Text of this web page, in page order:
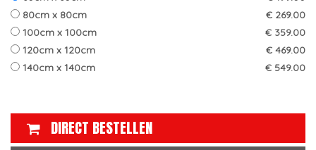
80cm x 80cm
€ 269.00
100cm x 100cm
€ 359.00
120cm x 120cm
€ 469.00
140cm x 140cm
€ 549.00
DIRECT BESTELLEN